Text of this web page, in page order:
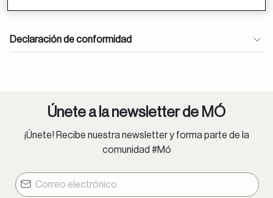
atencioncliente@moperu.com
En óptica, las lentes monofocales antirreflejantes se
Lentes oftálmicos:
Lima Metropolitana: 1-9 días hábiles.
Provincia: 2-13 días hábiles.
Declaración de conformidad
Únete a la newsletter de MÓ
¡Únete! Recibe nuestra newsletter y forma parte de la
comunidad #Mó